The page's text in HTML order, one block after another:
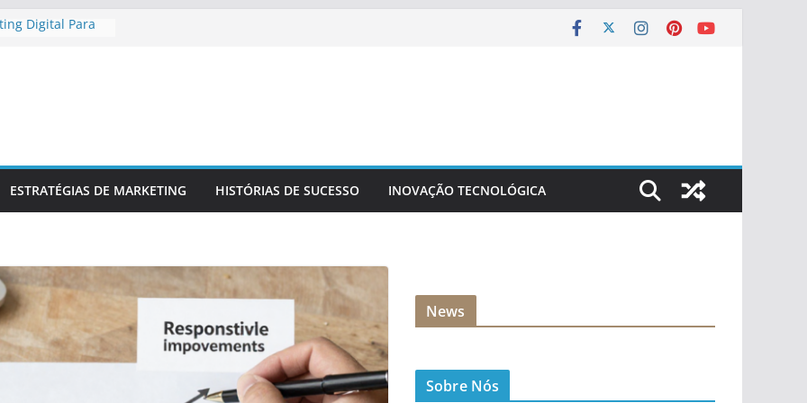
Digital Para
Presença
Sua Marca
ESTRATÉGIAS DE MARKETING HISTÓRIAS DE SUCESSO INOVAÇÃO TECNOLÓGICA
News
Sobre Nós